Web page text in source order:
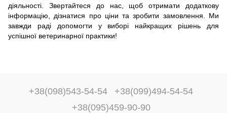
діяльності. Звертайтеся до нас, щоб отримати додаткову
інформацію, дізнатися про ціни та зробити замовлення. Ми
завжди раді допомогти у виборі найкращих рішень для
успішної ветеринарної практики!
+38(098)543-54-54
+38(099)494-54-54
+38(095)459-90-90